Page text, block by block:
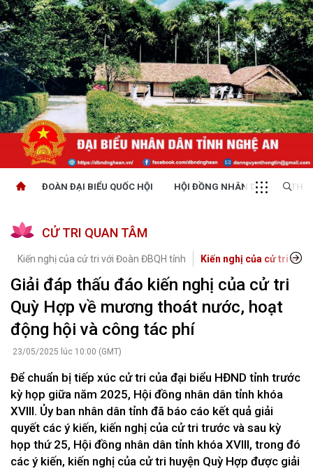
ĐOÀN ĐẠI BIỂU QUỐC HỘI HỘI ĐỒNG NHÂN DÂN
CỬ TRI QUAN TÂM
Kiến nghị của cử tri với Đoàn ĐBQH tỉnh Kiến nghị của cử tri với
Giải đáp thấu đáo kiến nghị của cử tri
Quỳ Hợp về mương thoát nước, hoạt
động hội và công tác phí
23/05/2025 lúc 10:00 (GMT)
Để chuẩn bị tiếp xúc cử tri của đại biểu HĐND tỉnh trước
kỳ họp giữa năm 2025, Hội đồng nhân dân tỉnh khóa
XVIII. Ủy ban nhân dân tỉnh đã báo cáo kết quả giải
quyết các ý kiến, kiến nghị của cử tri trước và sau kỳ
họp thứ 25, Hội đồng nhân dân tỉnh khóa XVIII, trong đó
các ý kiến, kiến nghị của cử tri huyện Quỳ Hợp được giải